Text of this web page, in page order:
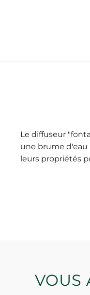
Le diffuseur
une brume d'eau
leurs propriétés
VOUS